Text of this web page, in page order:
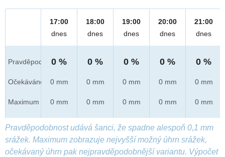
Pravděpod.
Očekáváno
Maximum
17:00
dnes
0 %
0 mm
0 mm
18:00
dnes
0 %
0 mm
0 mm
19:00
dnes
0 %
0 mm
0 mm
20:00
dnes
0 %
0 mm
0 mm
21:00
dnes
0 %
0 mm
0 mm
Pravděpodobnost udává šanci, že spadne alespoň 0,1 mm
srážek. Maximum zobrazuje nejvyšší možný úhrn srážek,
očekávaný úhrn pak nejpravděpodobnější variantu. Výpočet